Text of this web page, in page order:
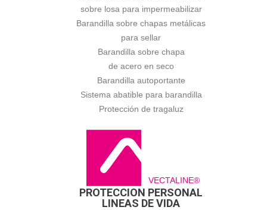
sobre losa para impermeabilizar
Barandilla sobre chapas metálicas
para sellar
Barandilla sobre chapa
de acero en seco
Barandilla autoportante
Sistema abatible para barandilla
Protección de tragaluz
VECTALINE®
PROTECCION PERSONAL
LINEAS DE VIDA